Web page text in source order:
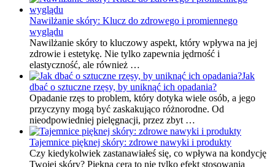
Nawilżanie skóry: Klucz do zdrowego i promiennego
wyglądu
Nawilżanie skóry to kluczowy aspekt, który wpływa na jej
zdrowie i estetykę. Nie tylko zapewnia jędrność i
elastyczność, ale również …
Jak
dbać o sztuczne rzęsy, by uniknąć ich opadania?
Opadanie rzęs to problem, który dotyka wiele osób, a jego
przyczyny mogą być zaskakująco różnorodne. Od
nieodpowiedniej pielęgnacji, przez zbyt …
Tajemnice pięknej skóry: zdrowe nawyki i produkty
Czy kiedykolwiek zastanawiałeś się, co wpływa na kondycję
Twojej skóry? Piękna cera to nie tylko efekt stosowania